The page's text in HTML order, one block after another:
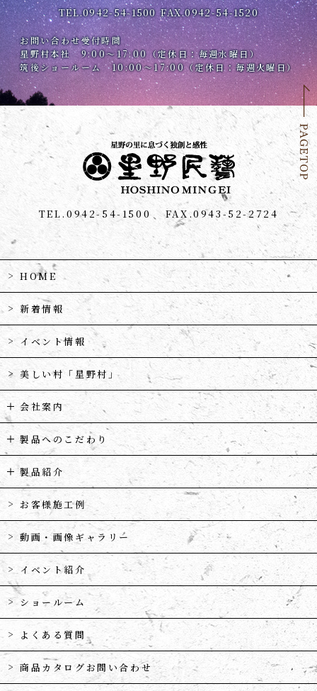
TEL.0942-54-1500 FAX.0942-54-1520
お問い合わせ受付時間
星野村本社 9:00～17:00（定休日：毎週水曜日）
筑後ショールーム 10:00～17:00（定休日：毎週火曜日）
TEL.0942-54-1500 FAX.0943-52-2724
HOME
新着情報
イベント情報
美しい村「星野村」
会社案内
製品へのこだわり
製品紹介
お客様施工例
動画・画像ギャラリー
イベント紹介
ショールーム
よくある質問
商品カタログお問い合わせ